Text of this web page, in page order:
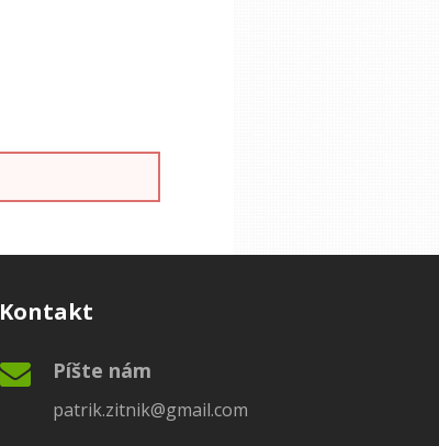
Kontakt
Píšte nám
patrik.zitnik@gmail.com